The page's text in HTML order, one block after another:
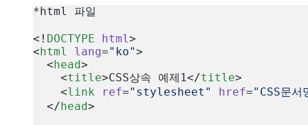
*html 파일
<! DOCTYPE html>
< html lang="ko">
  <
head>
    <
title>CSS상속 예제1</title>
    <
link ref="stylesheet" href="CSS문
  </
head>